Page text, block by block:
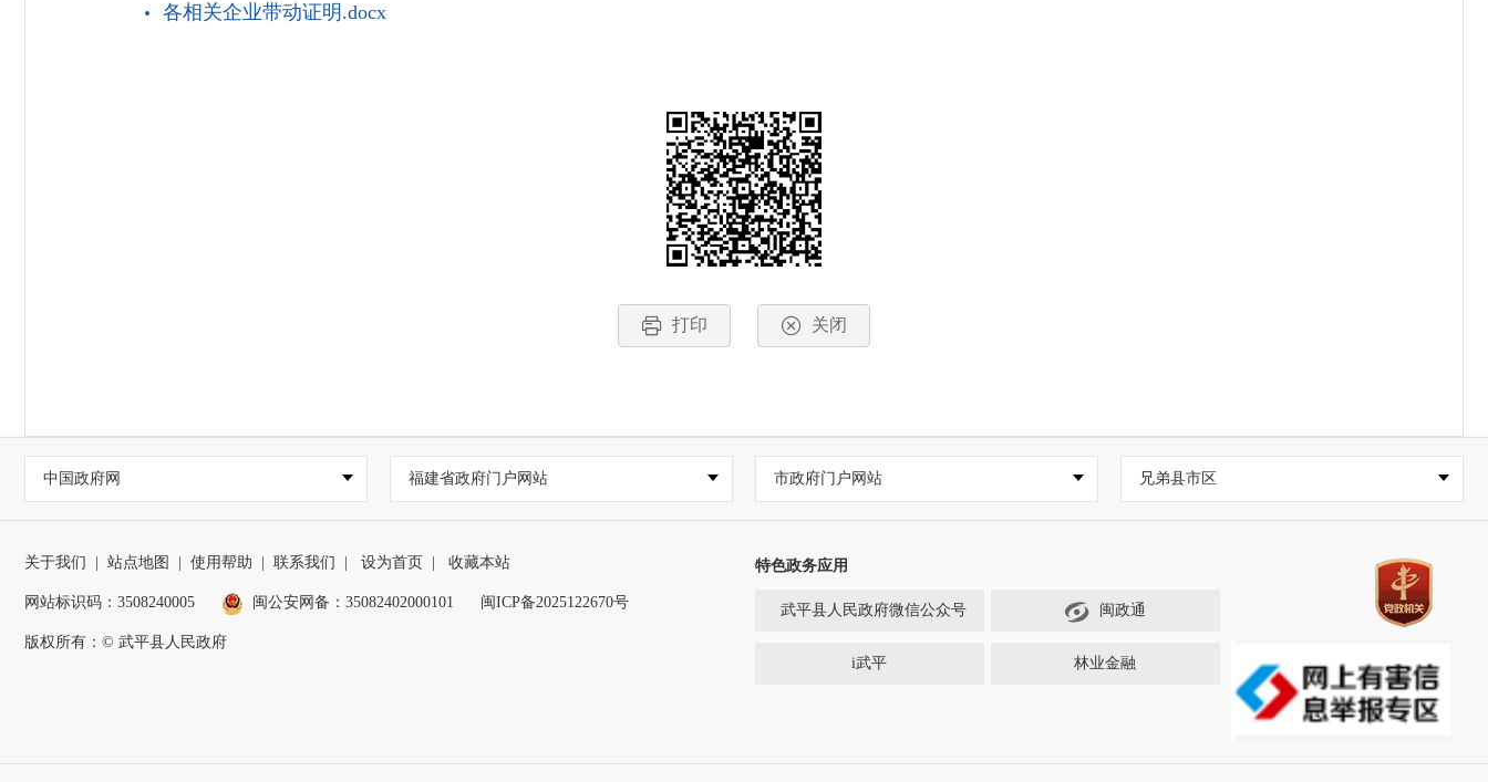
各相关企业带动证明.docx
打印 关闭
中国政府网 福建省政府门户网站 市政府门户网站 兄弟县市区
关于我们 站点地图 使用帮助 联系我们 设为首页 收藏本站
网站标识码：3508240005 闽公安网备：35082402000101 闽ICP备2025122670号
版权所有：© 武平县人民政府
特色政务应用
武平县人民政府微信公众号 闽政通
i武平 林业金融